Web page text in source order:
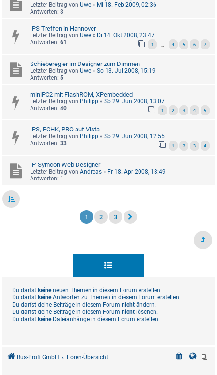
Letzter Beitrag von Uwe « Mi 18. Feb 2009, 02:36
Antworten: 3
IPS Treffen in Hannover
Letzter Beitrag von Uwe « Di 14. Okt 2008, 23:47
Antworten: 61 1 4 5 6 7
Schieberegler im Designer zum Dimmen
Letzter Beitrag von Uwe « So 13. Jul 2008, 15:19
Antworten: 5
miniPC2 mit FlashROM, XPembedded
Letzter Beitrag von Philipp « So 29. Jun 2008, 13:07
Antworten: 40 1 2 3 4 5
IPS, PCHK, PRO auf Vista
Letzter Beitrag von Philipp « So 29. Jun 2008, 12:55
Antworten: 33 1 2 3 4
IP-Symcon Web Designer
Letzter Beitrag von Andreas « Fr 18. Apr 2008, 13:49
Antworten: 1
1 2 3
Du darfst keineneuen Themen in diesem Forum erstellen.
Du darfst keineAntworten zu Themen in diesem Forum erstellen.
Du darfst deine Beiträge in diesem Forum nicht ändern.
Du darfst deine Beiträge in diesem Forum nicht löschen.
Du darfst keineDateianhänge in diesem Forum erstellen.
Bus-Profi GmbH Foren-Übersicht